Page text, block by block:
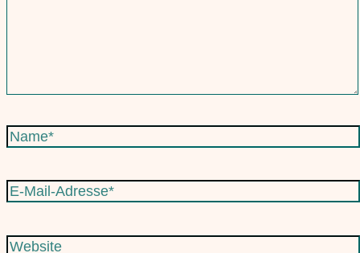
Name*
E-
Mail-
Website